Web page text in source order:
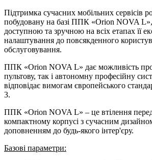
Підтримка сучасних мобільних сервісів
побудовану на базі ППК «Orion NOVA
доступною та зручною на всіх етапах її
налаштування до повсякденного
обслуговування.
ППК «Orion NOVA L» дає можливість
пультову, так і автономну професійну
відповідає вимогам європейського
3.
ППК «Orion NOVA L» – це втілення
компактному корпусі з сучасним
доповненням до будь-якого інтер'єру.
Базові параметри: